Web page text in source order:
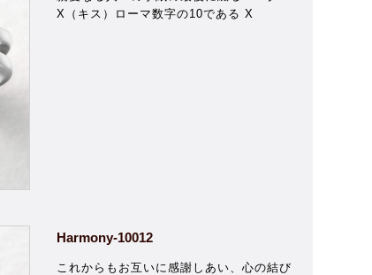
X（キス）ローマ数字の10である X
Harmony-10012
これからもお互いに感謝しあい、心の結び